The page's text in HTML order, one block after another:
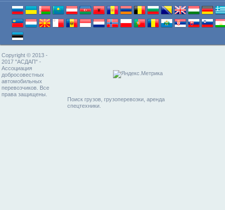
Copyright © 2013 -
2017 "АСДАП" -
Ассоциация
добросовестных
автомобильных
перевозчиков. Все
права защищены.
Поиск грузов, грузоперевозки, аренда
спецтехники.